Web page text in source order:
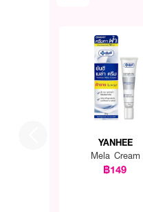
YANHEE
Mela Cream
฿149